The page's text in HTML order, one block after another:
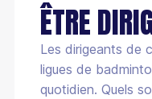
ÊTRE
Les dirigeants de
ligues de
quotidien. Quels